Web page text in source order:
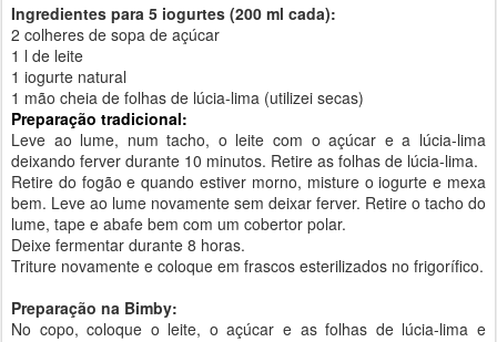
Ingredientes para 5 iogurtes (200 ml cada):
2 colheres de sopa de açúcar
1 l de leite
1 iogurte natural
1 mão cheia de folhas de lúcia-lima (utilizei secas)
Preparação tradicional:
Leve ao lume, num tacho, o leite com o açúcar e a lúcia-lima
deixando ferver durante 10 minutos. Retire as folhas de lúcia-lima.
Retire do fogão e quando estiver morno, misture o iogurte e mexa
bem. Leve ao lume novamente sem deixar ferver. Retire o tacho do
lume, tape e abafe bem com um cobertor polar.
Deixe fermentar durante 8 horas.
Triture novamente e coloque em frascos esterilizados no frigorífico.
Preparação na Bimby:
No copo, coloque o leite, o açúcar e as folhas de lúcia-lima e